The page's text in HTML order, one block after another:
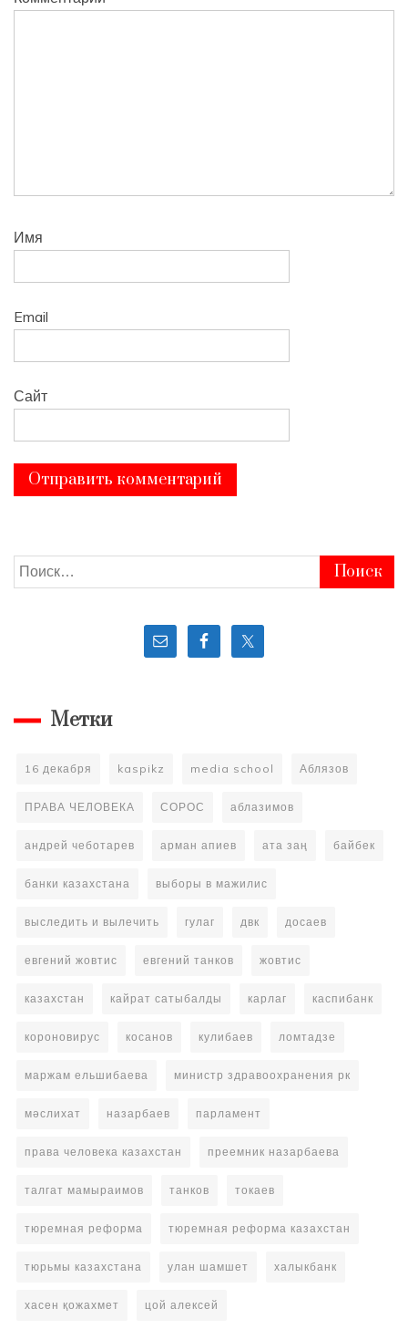
Имя
Email
Сайт
Найти:
Метки
16 декабря kaspikz media school Аблязов
ПРАВА ЧЕЛОВЕКА СОРОС аблазимов
андрей чеботарев арман апиев ата заң байбек
банки казахстана выборы в мажилис
выследить и вылечить гулаг двк досаев
евгений жовтис евгений танков жовтис
казахстан кайрат сатыбалды карлаг каспибанк
короновирус косанов кулибаев ломтадзе
маржам ельшибаева министр здравоохранения рк
мәслихат назарбаев парламент
права человека казахстан преемник назарбаева
талгат мамыраимов танков токаев
тюремная реформа тюремная реформа казахстан
тюрьмы казахстана улан шамшет халыкбанк
хасен қожахмет цой алексей